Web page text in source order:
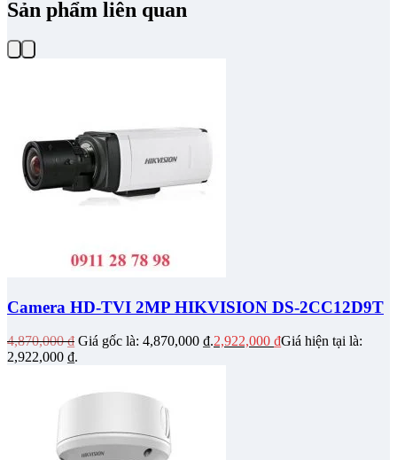
Sản phẩm liên quan
Camera HD-TVI 2MP HIKVISION DS-2CC12D9T
4,870,000₫ Giá gốc là: 4,870,000 ₫.2,922,000 ₫Giá hiện tại là:
2,922,000 ₫.